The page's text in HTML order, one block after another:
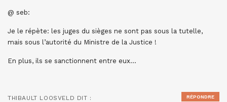
@ seb:
Je le répète: les juges du sièges ne sont pas sous la tutelle,
mais sous l’autorité du Ministre de la Justice !
En plus, ils se sanctionnent entre eux…
THIBAULT LOOSVELD DIT :
RÉPONDRE